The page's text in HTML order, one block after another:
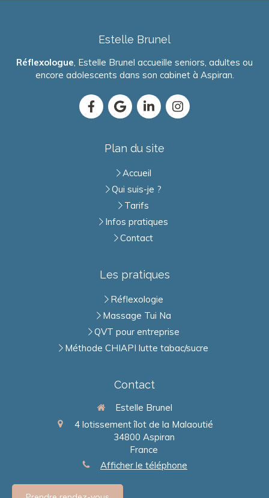
Estelle Brunel
Réflexologue, Estelle Brunel accueille seniors, adultes ou
encore adolescents dans son cabinet à Aspiran.
Plan du site
Accueil
Qui suis-je ?
Tarifs
Infos pratiques
Contact
Les pratiques
Réflexologie
Massage Tui Na
QVT pour entreprise
Méthode CHIAPI lutte tabac/sucre
Contact
Estelle Brunel
4 lotissement îlot de la Malaoutié
34800 Aspiran
France
Afficher le téléphone